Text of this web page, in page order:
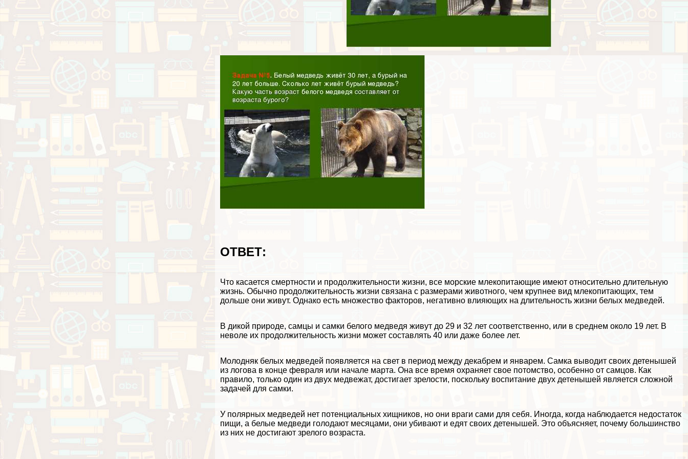
ОТВЕТ:
Что касается cмepтности и продолжительности жизни, все морские млекопитающие имеют относительно длительную
жизнь. Обычно продолжительность жизни связана с размерами животного, чем крупнее вид млекопитающих, тем
дольше они живут. Однако есть множество факторов, негативно влияющих на длительность жизни белых медведей.
В дикой природе, самцы и самки белого медведя живут до 29 и 32 лет соответственно, или в среднем около 19 лет. В
неволе их продолжительность жизни может составлять 40 или даже более лет.
Молодняк белых медведей появляется на свет в период между декабрем и январем. Самка выводит своих детенышей
из логова в конце февраля или начале марта. Она все время охраняет свое потомство, особенно от самцов. Как
правило, только один из двух медвежат, достигает зрелости, поскольку воспитание двух детенышей является сложной
задачей для самки.
У полярных медведей нет потенциальных хищников, но они враги сами для себя. Иногда, когда наблюдается недостаток
пищи, а белые медведи голодают месяцами, они убивают и едят своих детенышей. Это объясняет, почему большинство
из них не достигают зрелого возраста.